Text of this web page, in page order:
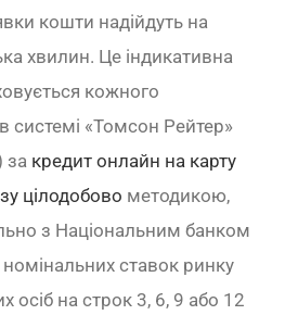
кошти надійдуть на
хвилин. Це індикативна
кожного
системі «Томсон Рейтер»
за кредит онлайн на карту
цілодобово методикою,
з Національним банком
номінальних ставок ринку
осіб на строк 3, 6, 9 або 12